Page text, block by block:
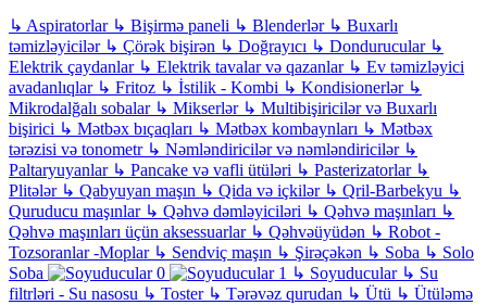
↳ Aspiratorlar ↳ Bişirmə paneli ↳ Blenderlər ↳ Buxarlı
təmizləyicilər ↳ Çörək bişirən ↳ Doğrayıcı ↳ Dondurucular ↳
Elektrik çaydanlar ↳ Elektrik tavalar və qazanlar ↳ Ev təmizləyici
avadanlıqlar ↳ Fritoz ↳ İstilik - Kombi ↳ Kondisionerlər ↳
Mikrodalğalı sobalar ↳ Mikserlər ↳ Multibişiricilər və Buxarlı
bişirici ↳ Mətbəx bıçaqları ↳ Mətbəx kombaynları ↳ Mətbəx
tərəzisi və tonometr ↳ Nəmləndiricilər və nəmləndiricilər ↳
Paltaryuyanlar ↳ Pancake və vafli ütüləri ↳ Pasterizatorlar ↳
Plitələr ↳ Qabyuyan maşın ↳ Qida və içkilər ↳ Qril-Barbekyu ↳
Quruducu maşınlar ↳ Qəhvə dəmləyiciləri ↳ Qəhvə maşınları ↳
Qəhvə maşınları üçün aksessuarlar ↳ Qəhvəüyüdən ↳ Robot -
Tozsoranlar -Moplar ↳ Sendviç maşın ↳ Şirəçəkən ↳ Soba ↳ Solo
Soba
↳ Soyuducular ↳ Su
filtrləri - Su nasosu ↳ Toster ↳ Tərəvəz qurudan ↳ Ütü ↳ Ütüləmə